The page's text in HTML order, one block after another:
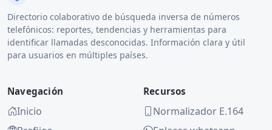
Directorio colaborativo de búsqueda inversa de números
telefónicos: reportes, tendencias y herramientas para
identificar llamadas desconocidas. Información clara y útil
para usuarios en múltiples países.
Navegación
Inicio
Recursos
Normalizador E.164